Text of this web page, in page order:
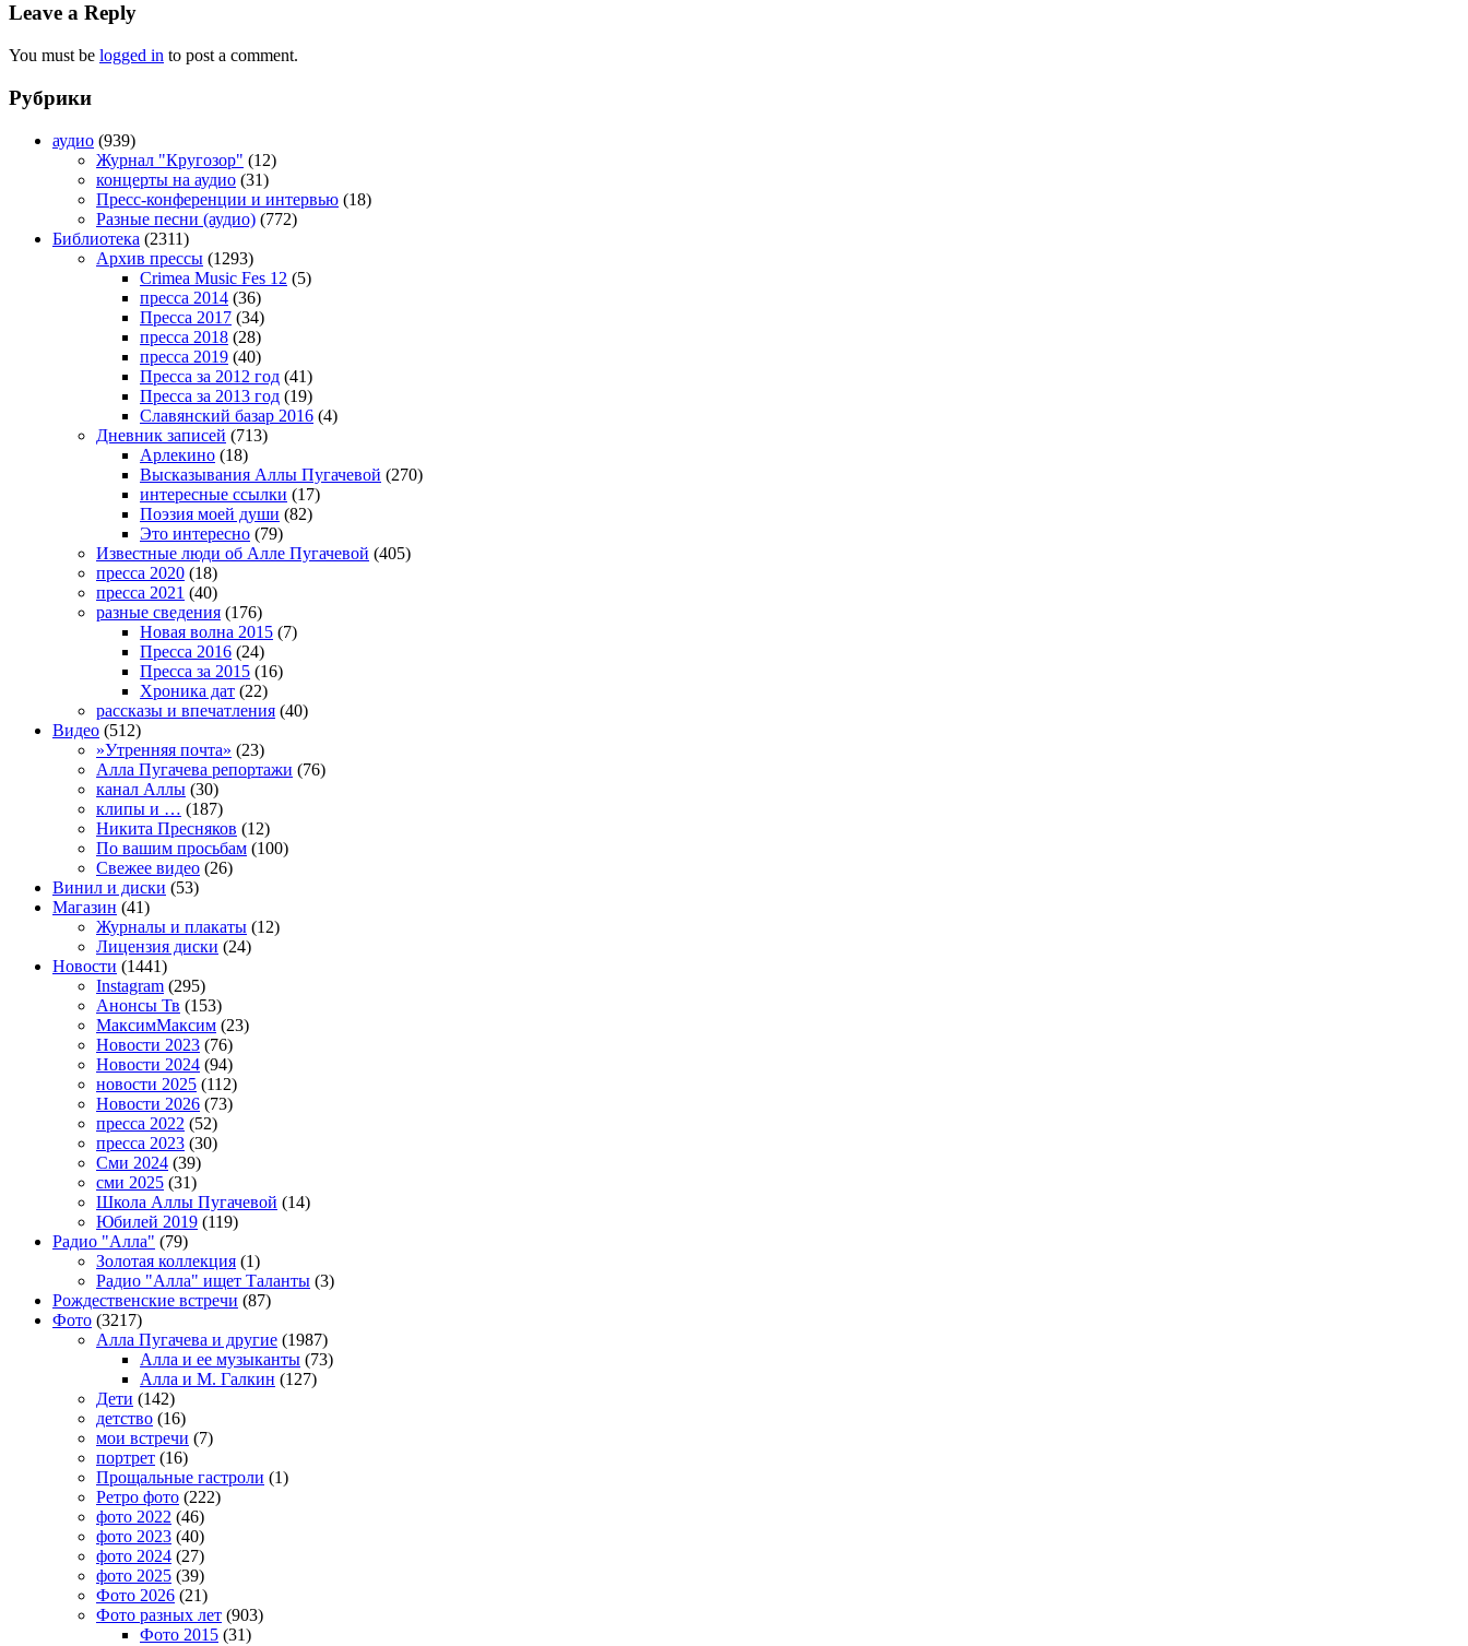
Leave a Reply
You must be logged in to post a comment.
Рубрики
аудио (939)
Журнал "Кругозор" (12)
концерты на аудио (31)
Пресс-конференции и интервью (18)
Разные песни (аудио) (772)
Библиотека (2311)
Архив прессы (1293)
Crimea Music Fes 12 (5)
пресса 2014 (36)
Пресса 2017 (34)
пресса 2018 (28)
пресса 2019 (40)
Пресса за 2012 год (41)
Пресса за 2013 год (19)
Славянский базар 2016 (4)
Дневник записей (713)
Арлекино (18)
Высказывания Аллы Пугачевой (270)
интересные ссылки (17)
Поэзия моей души (82)
Это интересно (79)
Известные люди об Алле Пугачевой (405)
пресса 2020 (18)
пресса 2021 (40)
разные сведения (176)
Новая волна 2015 (7)
Пресса 2016 (24)
Пресса за 2015 (16)
Хроника дат (22)
рассказы и впечатления (40)
Видео (512)
»Утренняя почта» (23)
Алла Пугачева репортажи (76)
канал Аллы (30)
клипы и … (187)
Никита Пресняков (12)
По вашим просьбам (100)
Свежее видео (26)
Винил и диски (53)
Магазин (41)
Журналы и плакаты (12)
Лицензия диски (24)
Новости (1441)
Instagram (295)
Анонсы Тв (153)
МаксимМаксим (23)
Новости 2023 (76)
Новости 2024 (94)
новости 2025 (112)
Новости 2026 (73)
пресса 2022 (52)
пресса 2023 (30)
Сми 2024 (39)
сми 2025 (31)
Школа Аллы Пугачевой (14)
Юбилей 2019 (119)
Радио "Алла" (79)
Золотая коллекция (1)
Радио "Алла" ищет Таланты (3)
Рождественские встречи (87)
Фото (3217)
Алла Пугачева и другие (1987)
Алла и ее музыканты (73)
Алла и М. Галкин (127)
Дети (142)
детство (16)
мои встречи (7)
портрет (16)
Прощальные гастроли (1)
Ретро фото (222)
фото 2022 (46)
фото 2023 (40)
фото 2024 (27)
фото 2025 (39)
Фото 2026 (21)
Фото разных лет (903)
Фото 2015 (31)